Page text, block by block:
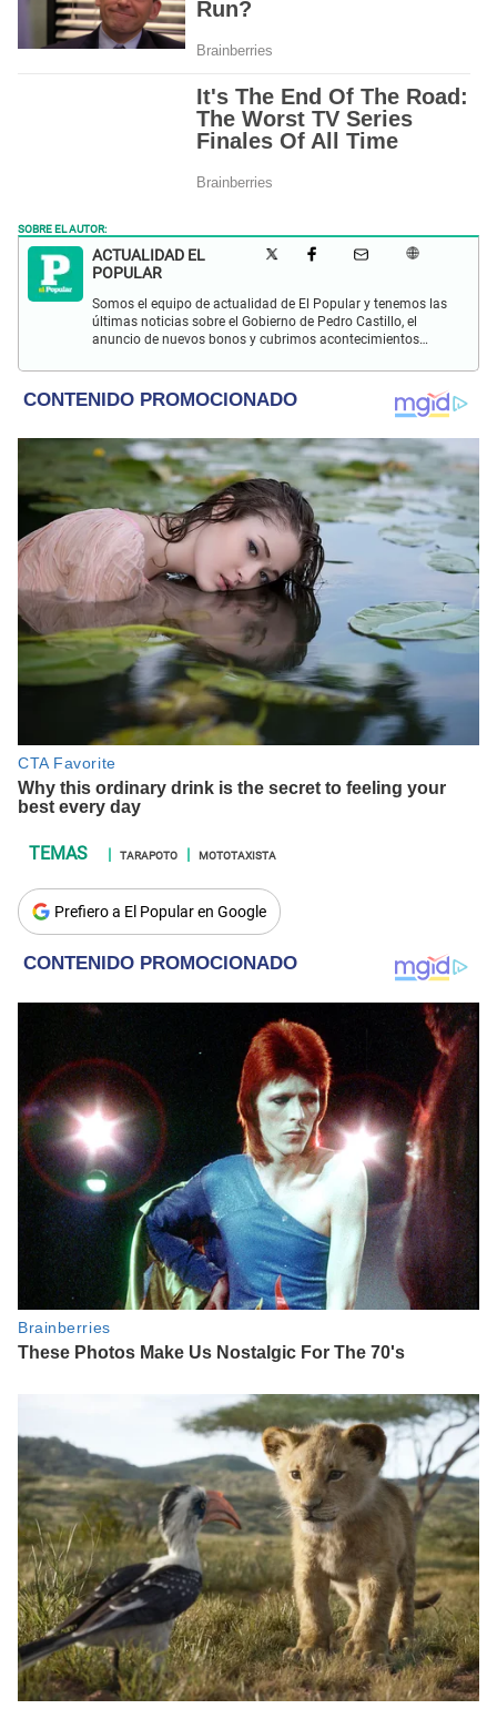
SOBRE EL AUTOR:
ACTUALIDAD EL
POPULAR
Somos el equipo de actualidad de El Popular y tenemos las
últimas noticias sobre el Gobierno de Pedro Castillo, el
anuncio de nuevos bonos y cubrimos acontecimientos
TARAPOTO MOTOTAXISTA
Prefiero a El Popular en Google